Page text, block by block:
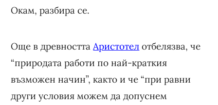
Окам, разбира се.
Още в древносттаАристотел отбелязва, че
“природата работи по най-краткия
възможен начин”, както и че “при равни
други условия можем да допуснем